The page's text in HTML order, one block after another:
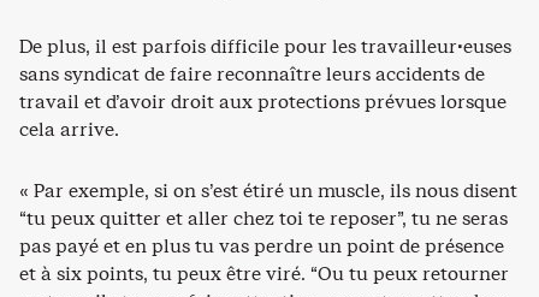
De plus, il est parfois difficile pour les travailleur·euses
sans syndicat de faire reconnaître leurs accidents de
travail et d’avoir droit aux protections prévues lorsque
cela arrive.
« Par exemple, si on s’est étiré un muscle, ils nous disent
“tu peux quitter et aller chez toi te reposer”, tu ne seras
pas payé et en plus tu vas perdre un point de présence
et à six points, tu peux être viré. “Ou tu peux retourner